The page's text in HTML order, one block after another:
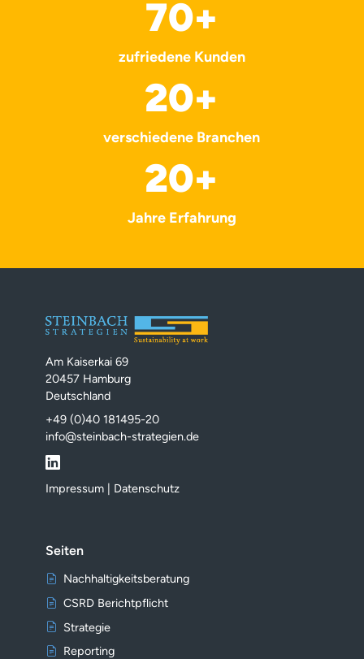
70+
zufriedene Kunden
20+
verschiedene Branchen
20+
Jahre Erfahrung
Am Kaiserkai 69
20457 Hamburg
Deutschland
+49 (0)40 181495-20
info@steinbach-strategien.de
Impressum Datenschutz
Seiten
Nachhaltigkeitsberatung
CSRD Berichtpflicht
Strategie
Reporting